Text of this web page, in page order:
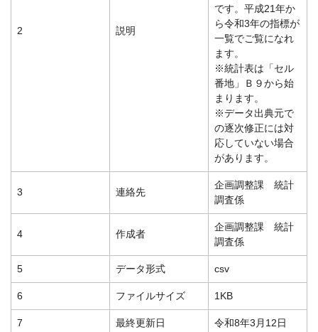
2 説明
です。平成21年か
ら令和3年の指標が
一覧でご覧になれ
ます。
※統計表は「セル
番地」Ｂ９から始
まります。
※データ出典元で
の逐次修正には対
応していない場合
があります。
3 連絡先
企画調整課 統計
調査係
4 作成者
企画調整課 統計
調査係
5 データ形式 csv
6 ファイルサイズ 1KB
7 最終更新日 令和8年3月12日